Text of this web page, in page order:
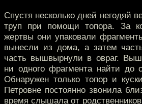
Спустя несколько дней негодяй
труп при помощи топора. За
жертвы они упаковали
вынесли из дома, а затем
часть вышвырнули в овраг.
ни одного фрагмента найти до
Обнаружен только топор и
Петровне постоянно звонила
время слышала от